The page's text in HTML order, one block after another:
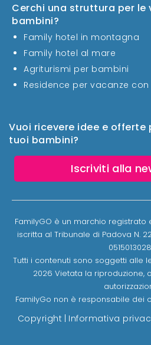
Vuoi ricevere idee e offerte
tuoi bambini?
Iscriviti alla
Cerchi una struttura per le
bambini?
Family hotel in montagna
Family hotel al mare
Agriturismi per bambini
Residence per vacanze
FamilyGO è un marchio
iscritta al Tribunale di Padova N.
Tutti i contenuti sono soggetti alle
2026 Vietata la riproduzione,
FamilyGo non è responsabile dei
Copyright | Informativa